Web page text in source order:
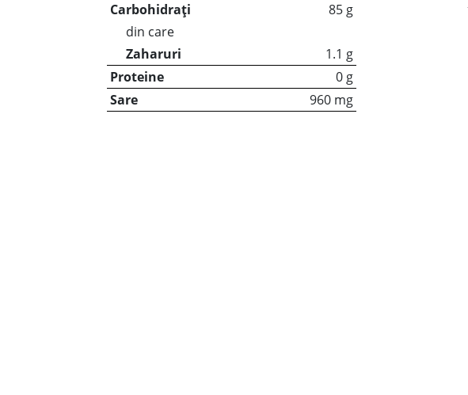
Carbohidrați
85 g
din care
Zaharuri
1.1 g
Proteine
0 g
Sare
960 mg